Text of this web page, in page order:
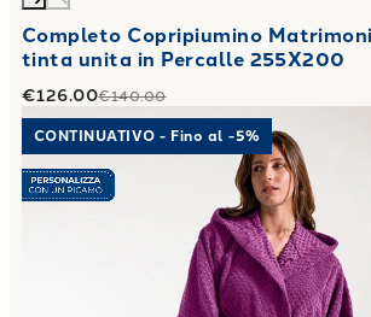
Completo Copripiumino
tinta unita in Percalle 255X200
€126.00€140.00
Link to "Accappatoio con Cappuccio
CONTINUATIVO - Fino al -5%